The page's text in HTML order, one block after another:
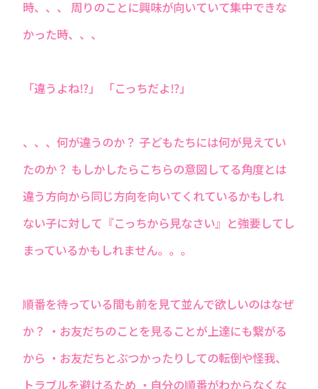
時、、、 周りのことに興味が向いていて集中できな
かった時、、、
「違うよね⁉」 「こっちだよ⁉」
、、、何が違うのか？ 子どもたちには何が見えてい
たのか？ もしかしたらこちらの意図してる角度とは
違う方向から同じ方向を向いてくれているかもしれ
ない子に対して『こっちから見なさい』と強要してし
まっているかもしれません。。。
順番を待っている間も前を見て並んで欲しいのはなぜ
か？ ・お友だちのことを見ることが上達にも繋がる
から ・お友だちとぶつかったりしての転倒や怪我、
トラブルを避けるため ・自分の順番がわからなくな